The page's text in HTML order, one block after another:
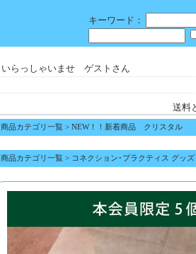
キーワード：
いらっしゃいませ ゲストさん
送料
商品カテゴリ一覧 > NEW！！新着商品 クリスタル
商品カテゴリ一覧 > コネクション･プラクティス グッズ